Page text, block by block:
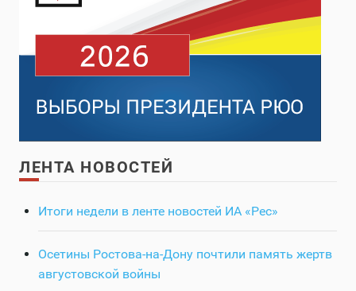
ЛЕНТА НОВОСТЕЙ
Итоги недели в ленте новостей ИА «Рес»
Осетины Ростова-на-Дону почтили память жертв
августовской войны